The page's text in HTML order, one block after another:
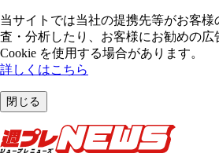
当サイトでは当社の提携先等がお客様
査・分析したり、お客様にお勧めの広
Cookie を使⽤する場合があります。
詳しくはこちら
閉じる